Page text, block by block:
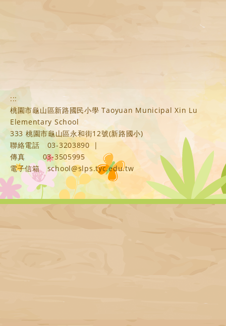
:::
桃園市龜山區新路國民小學 Taoyuan Municipal Xin Lu
Elementary School
333 桃園市龜山區永和街12號(新路國小)
聯絡電話
03-3203890
|
傳真
03-3505995
電子信箱
school@slps.tyc.edu.tw